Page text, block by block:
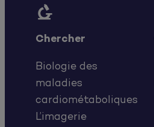

Chercher
Biologie des
maladies
cardiométaboliques
L’imagerie